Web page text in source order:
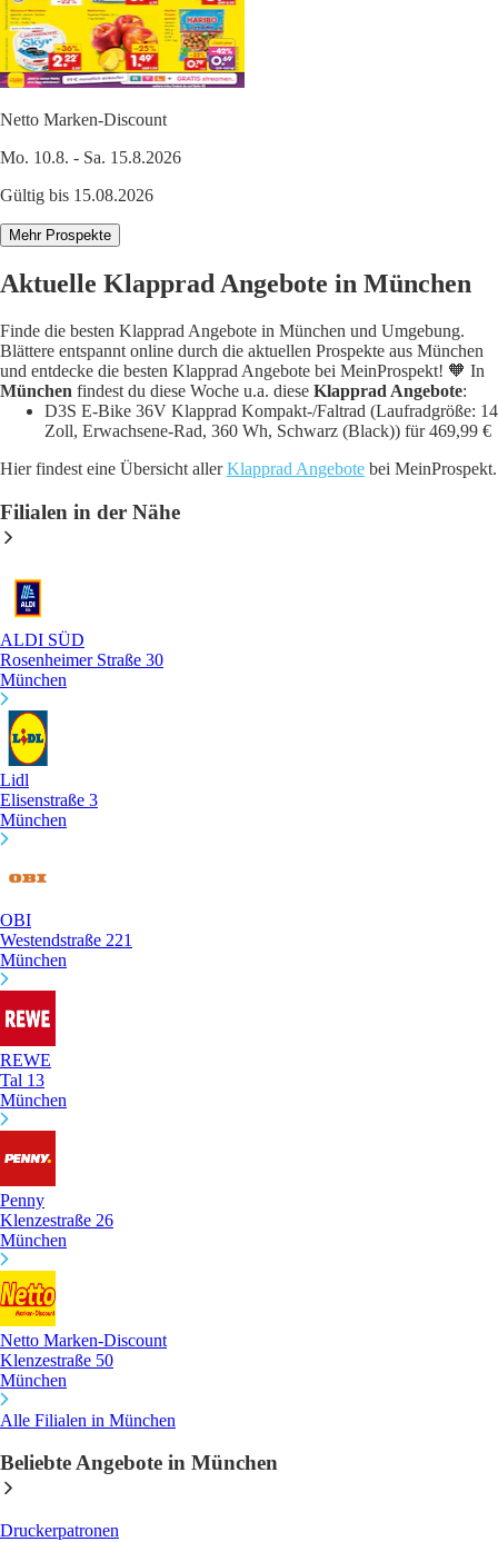
Netto Marken-Discount
Mo. 10.8. - Sa. 15.8.2026
Gültig bis 15.08.2026
Mehr Prospekte
Aktuelle Klapprad Angebote in München
Finde die besten Klapprad Angebote in München und Umgebung.
Blättere entspannt online durch die aktuellen Prospekte aus München
und entdecke die besten Klapprad Angebote bei MeinProspekt! 🧡 In
München findest du diese Woche u.a. diese Klapprad Angebote:
D3S E-Bike 36V Klapprad Kompakt-/Faltrad (Laufradgröße: 14
Zoll, Erwachsene-Rad, 360 Wh, Schwarz (Black)) für 469,99 €
Hier findest eine Übersicht allerKlapprad Angebote bei MeinProspekt.
Filialen in der Nähe
ALDI SÜD
Rosenheimer Straße 30
München
Lidl
Elisenstraße 3
München
OBI
Westendstraße 221
München
REWE
Tal 13
München
Penny
Klenzestraße 26
München
Netto Marken-Discount
Klenzestraße 50
München
Alle Filialen in München
Beliebte Angebote in München
Druckerpatronen